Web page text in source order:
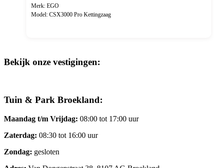
Merk: EGO
Model: CSX3000 Pro Kettingzaag
Bekijk onze vestigingen:
Tuin & Park Broekland:
Maandag t/m Vrijdag: 08:00 tot 17:00 uur
Zaterdag: 08:30 tot 16:00 uur
Zondag: gesloten